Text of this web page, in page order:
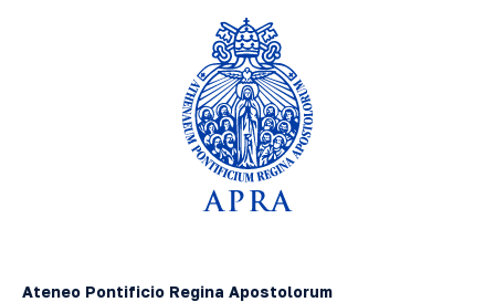
Ateneo Pontificio Regina Apostolorum